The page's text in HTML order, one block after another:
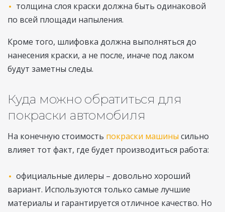
толщина слоя краски должна быть одинаковой
по всей площади напыления.
Кроме того, шлифовка должна выполняться до
нанесения краски, а не после, иначе под лаком
будут заметны следы.
Куда можно обратиться для
покраски автомобиля
На конечную стоимость покраски машины сильно
влияет тот факт, где будет производиться работа:
официальные дилеры – довольно хороший
вариант. Используются только самые лучшие
материалы и гарантируется отличное качество. Но